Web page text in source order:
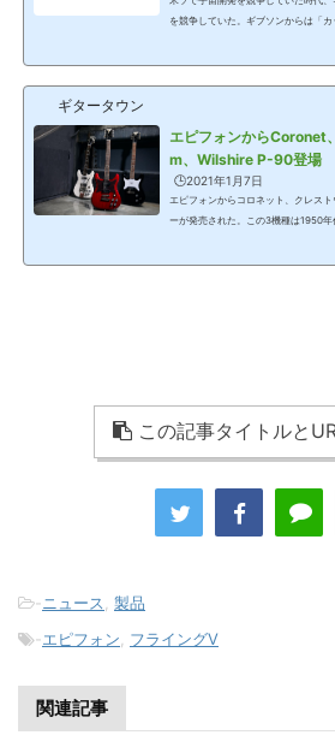
を競争していた。ギブソンからは「
ニーで、トップにはAAAのフレイム・
ギタータウン
エピフォンから
m、Wilshire P-90登場
🕒️2021年1月7日
エピフォンからコロネット、クレス
ーが発売された。この3機種は1950
この記事タイトルと
-ニュース, 製品
-エピフォン, フライングV
関連記事